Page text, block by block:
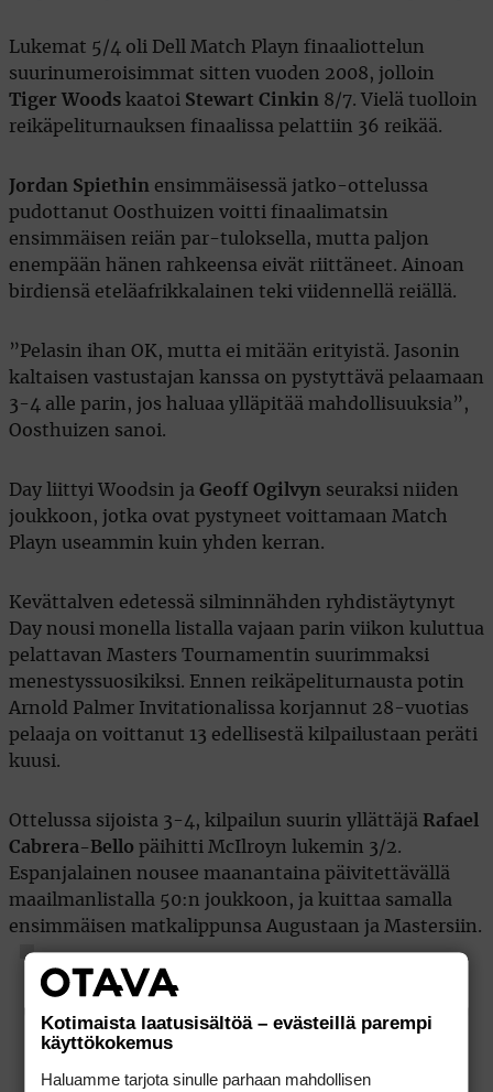
Lukemat 5/4 oli Dell Match Playn finaaliottelun
suurinumeroisimmat sitten vuoden 2008, jolloin
Tiger Woods kaatoi Stewart Cinkin 8/7. Vielä tuolloin
reikäpeliturnauksen finaalissa pelattiin 36 reikää.
Jordan Spiethin ensimmäisessä jatko-ottelussa
pudottanut Oosthuizen voitti finaalimatsin
ensimmäisen reiän par-tuloksella, mutta paljon
enempään hänen rahkeensa eivät riittäneet. Ainoan
birdiensä eteläafrikkalainen teki viidennellä reiällä.
”Pelasin ihan OK, mutta ei mitään erityistä. Jasonin
kaltaisen vastustajan kanssa on pystyttävä pelaamaan
3-4 alle parin, jos haluaa ylläpitää mahdollisuuksia”,
Oosthuizen sanoi.
Day liittyi Woodsin ja Geoff Ogilvyn seuraksi niiden
joukkoon, jotka ovat pystyneet voittamaan Match
Playn useammin kuin yhden kerran.
Kevättalven edetessä silminnähden ryhdistäytynyt
Day nousi monella listalla vajaan parin viikon kuluttua
pelattavan Masters Tournamentin suurimmaksi
menestyssuosikiksi. Ennen reikäpeliturnausta potin
Arnold Palmer Invitationalissa korjannut 28-vuotias
pelaaja on voittanut 13 edellisestä kilpailustaan peräti
kuusi.
Ottelussa sijoista 3-4, kilpailun suurin yllättäjä Rafael
Cabrera-Bello päihitti McIlroyn lukemin 3/2.
Espanjalainen nousee maanantaina päivitettävällä
maailmanlistalla 50:n joukkoon, ja kuittaa samalla
ensimmäisen matkalippunsa Augustaan ja Mastersiin.
Kotimaista laatusisältöä – evästeillä parempi
käyttökokemus
Haluamme tarjota sinulle parhaan mahdollisen